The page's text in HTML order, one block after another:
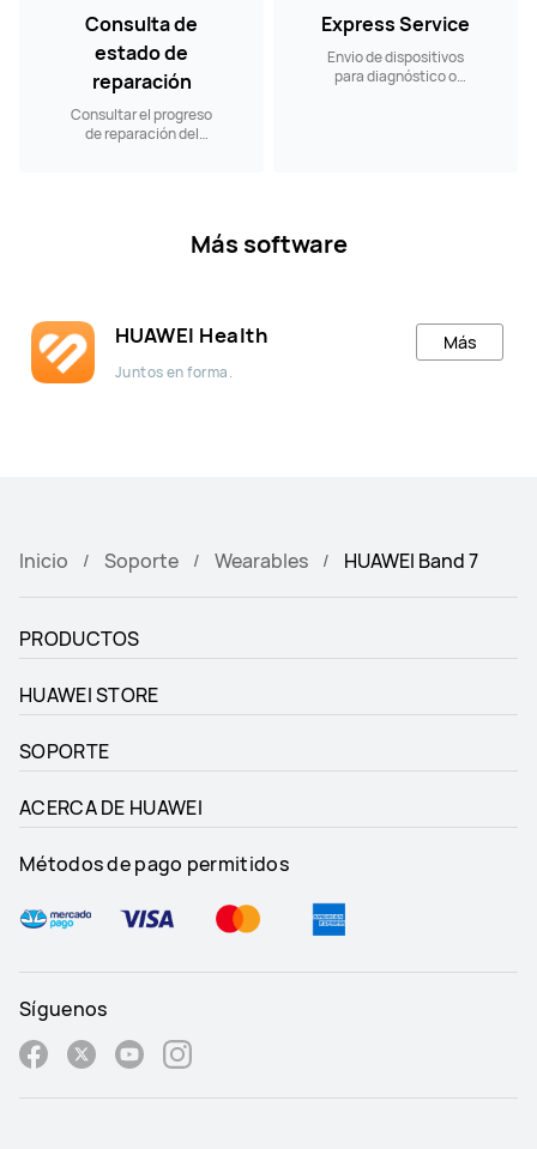
Consulta de
estado de
reparación
Consultar el progreso
de reparación del
Express Service
Envio de dispositivos
para diagnóstico o
Más software
HUAWEI Health
Juntos en forma.
Más
Inicio Soporte Wearables HUAWEI Band 7
PRODUCTOS
HUAWEI STORE
SOPORTE
ACERCA DE HUAWEI
Métodos de pago permitidos
Síguenos